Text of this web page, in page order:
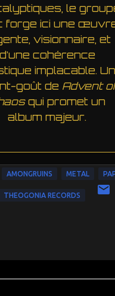
le
forge ici une
visionnaire, et
d’une cohérence
implacable. Un
goût de Advent
qui promet un
album majeur.
AMONGRUINS METAL
THEOGONIA RECORDS